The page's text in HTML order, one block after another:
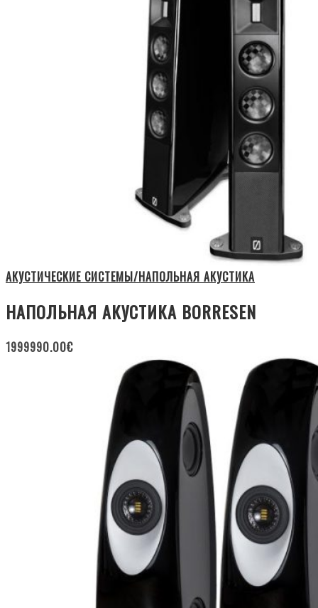
АКУСТИЧЕСКИЕ СИСТЕМЫ/НАПОЛЬНАЯ АКУСТИКА
НАПОЛЬНАЯ АКУСТИКА BORRESEN
1999990.00€